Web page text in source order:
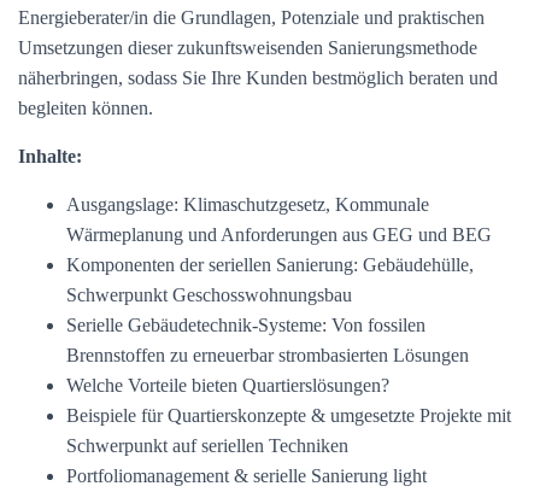
Energieberater/in die Grundlagen, Potenziale und praktischen
Umsetzungen dieser zukunftsweisenden Sanierungsmethode
näherbringen, sodass Sie Ihre Kunden bestmöglich beraten und
begleiten können.
Inhalte:
Ausgangslage: Klimaschutzgesetz, Kommunale
Wärmeplanung und Anforderungen aus GEG und BEG
Komponenten der seriellen Sanierung: Gebäudehülle,
Schwerpunkt Geschosswohnungsbau
Serielle Gebäudetechnik-Systeme: Von fossilen
Brennstoffen zu erneuerbar strombasierten Lösungen
Welche Vorteile bieten Quartierslösungen?
Beispiele für Quartierskonzepte & umgesetzte Projekte mit
Schwerpunkt auf seriellen Techniken
Portfoliomanagement & serielle Sanierung light